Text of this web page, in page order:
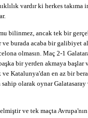
vardır ki herkes takıma
bilinmez, ancak tek bir
burada acaba bir galibiyet
olmasın. Maç 2-1
bir yerden akmaya
ve Katalunya'dan en az bir
olarak oynar
ve tek maçta Avrupa'nın